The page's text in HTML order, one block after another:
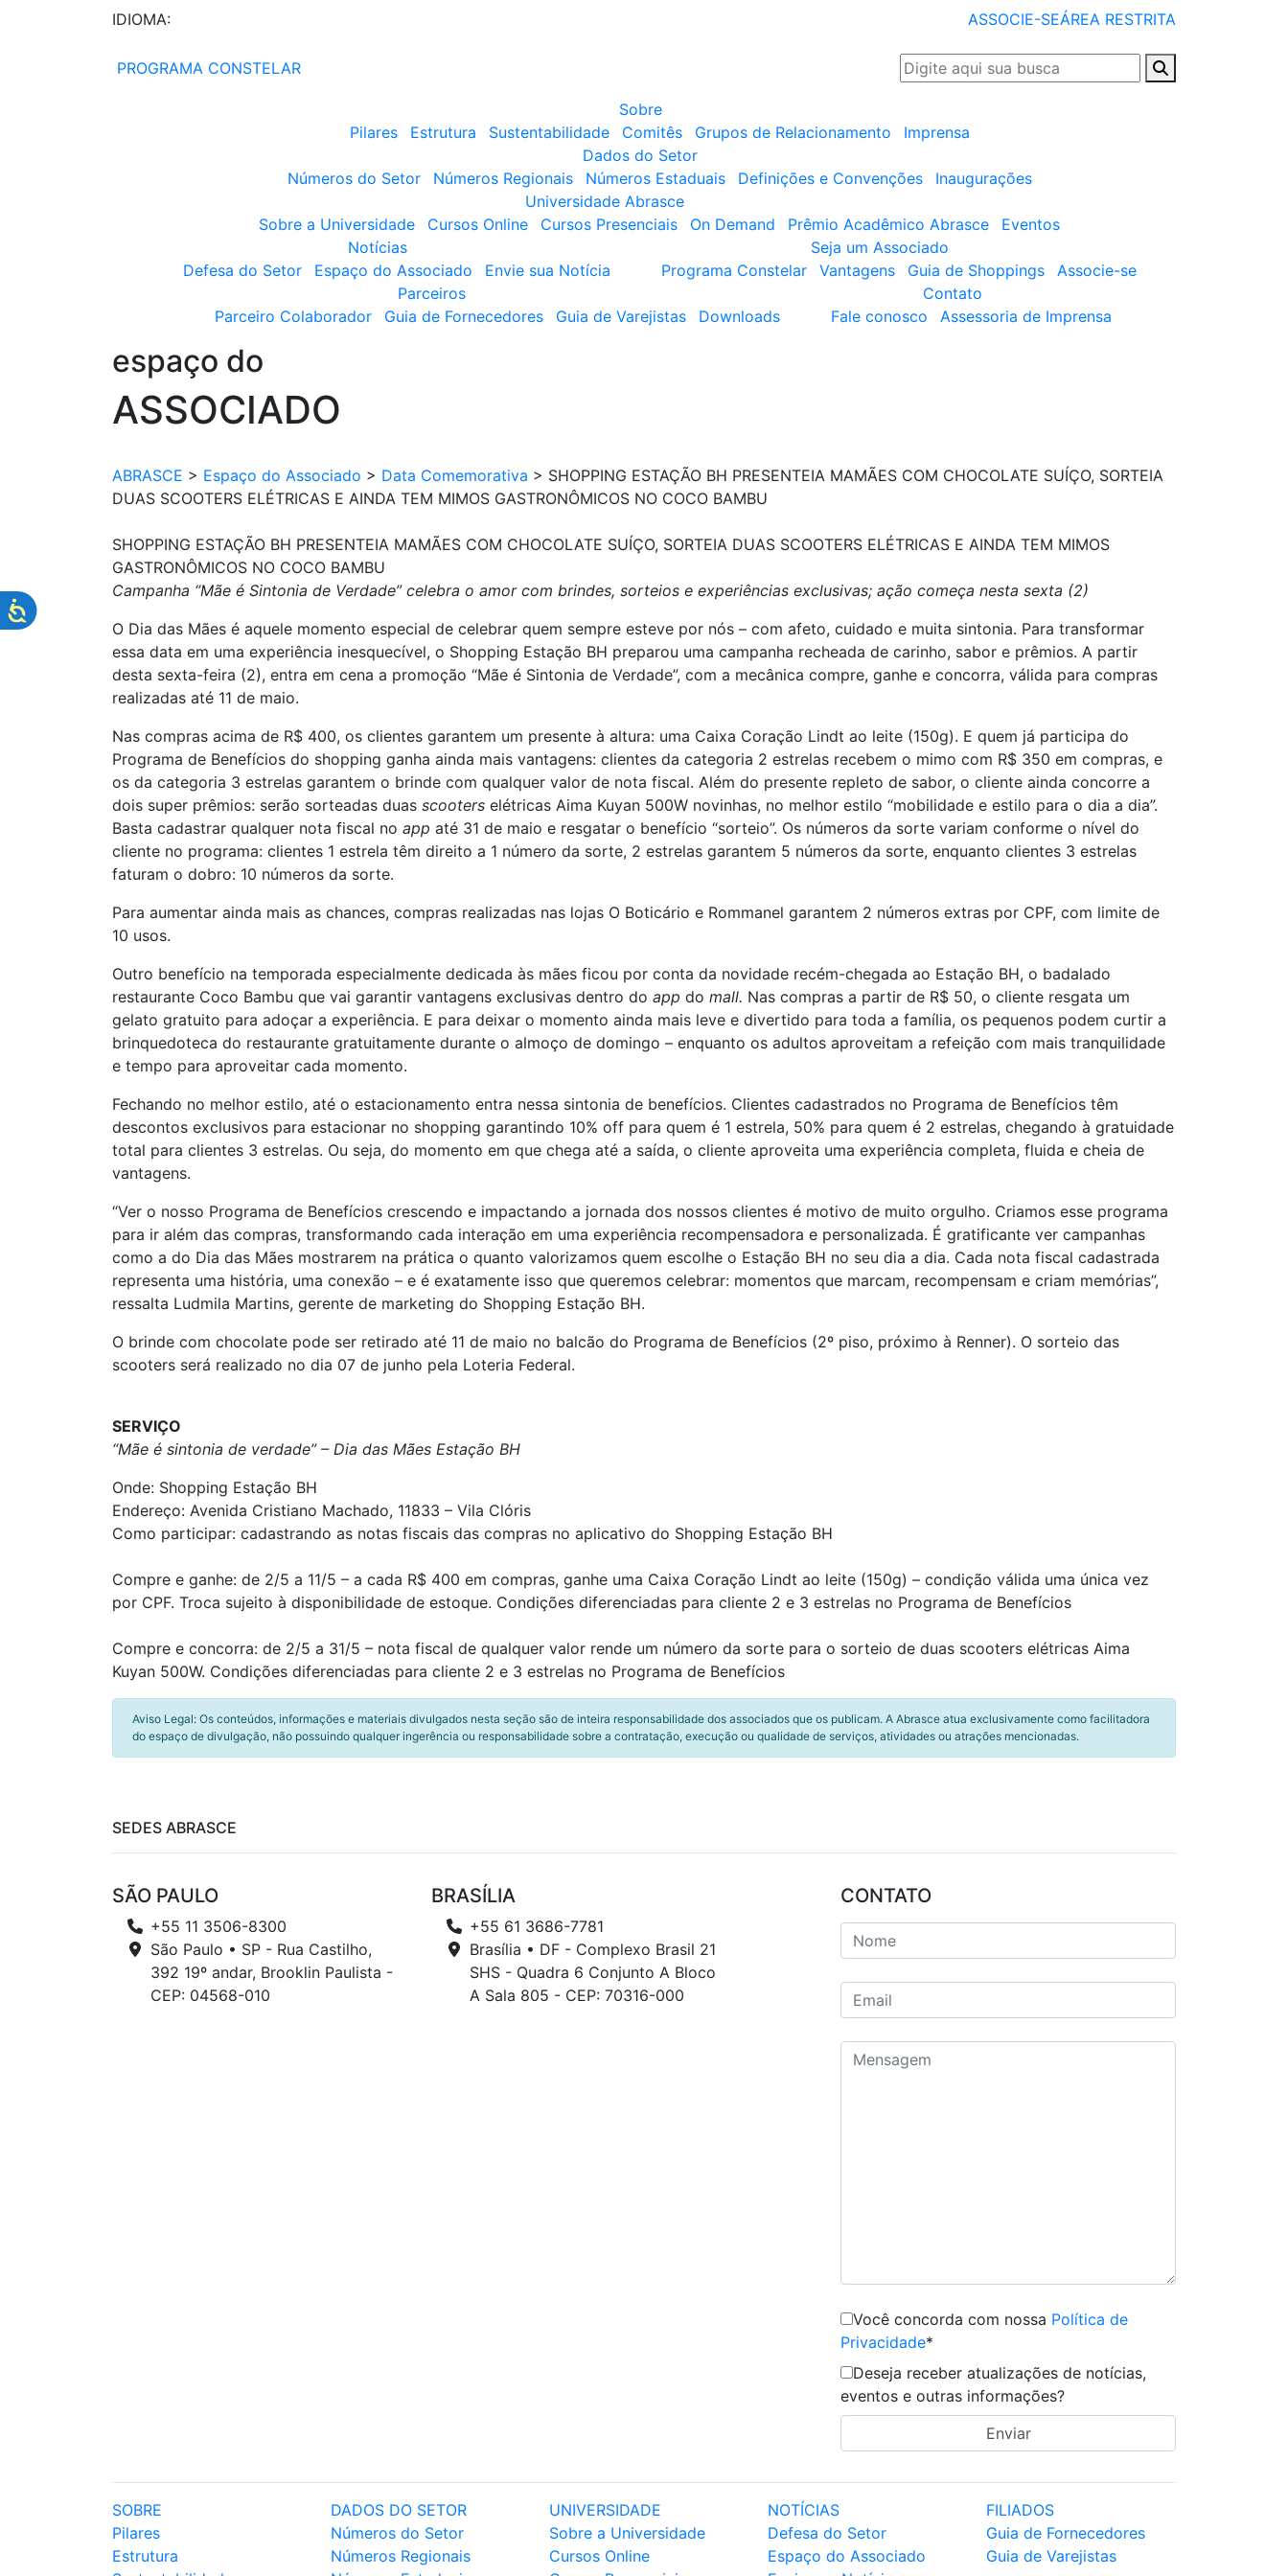
IDIOMA: ASSOCIE-SEÁREA RESTRITA
PROGRAMA CONSTELAR
Sobre
Pilares
Estrutura Sustentabilidade Comitês Grupos de Relacionamento
Imprensa
Dados do Setor
Números do Setor
Números Regionais Números Estaduais Definições e Convenções
Inaugurações
Universidade Abrasce
Sobre a Universidade
Cursos Online Cursos Presenciais On Demand Prêmio Acadêmico Abrasce
Eventos
Notícias
Defesa do Setor
Espaço do Associado Envie sua Notícia
Seja um Associado
Programa Constelar
Vantagens Guia de Shoppings
Associe-se
Parceiros
Parceiro Colaborador
Guia de Fornecedores Guia de Varejistas Downloads
Contato
Fale conosco
Assessoria de Imprensa
espaço do
ASSOCIADO
ABRASCE > Espaço do Associado > Data Comemorativa > SHOPPING ESTAÇÃO BH PRESENTEIA MAMÃES COM CHOCOLATE SUÍÇO, SORTEIA
DUAS SCOOTERS ELÉTRICAS E AINDA TEM MIMOS GASTRONÔMICOS NO COCO BAMBU
SHOPPING ESTAÇÃO BH PRESENTEIA MAMÃES COM CHOCOLATE SUÍÇO, SORTEIA DUAS SCOOTERS ELÉTRICAS E AINDA TEM MIMOS
GASTRONÔMICOS NO COCO BAMBU
Campanha “Mãe é Sintonia de Verdade” celebra o amor com brindes, sorteios e experiências exclusivas; ação começa nesta sexta (2)
O Dia das Mães é aquele momento especial de celebrar quem sempre esteve por nós – com afeto, cuidado e muita sintonia. Para transformar
essa data em uma experiência inesquecível, o Shopping Estação BH preparou uma campanha recheada de carinho, sabor e prêmios. A partir
desta sexta-feira (2), entra em cena a promoção “Mãe é Sintonia de Verdade”, com a mecânica compre, ganhe e concorra, válida para compras
realizadas até 11 de maio.
Nas compras acima de R$ 400, os clientes garantem um presente à altura: uma Caixa Coração Lindt ao leite (150g). E quem já participa do
Programa de Benefícios do shopping ganha ainda mais vantagens: clientes da categoria 2 estrelas recebem o mimo com R$ 350 em compras, e
os da categoria 3 estrelas garantem o brinde com qualquer valor de nota fiscal. Além do presente repleto de sabor, o cliente ainda concorre a
dois super prêmios: serão sorteadas duas scooters elétricas Aima Kuyan 500W novinhas, no melhor estilo “mobilidade e estilo para o dia a dia”.
Basta cadastrar qualquer nota fiscal no app até 31 de maio e resgatar o benefício “sorteio”. Os números da sorte variam conforme o nível do
cliente no programa: clientes 1 estrela têm direito a 1 número da sorte, 2 estrelas garantem 5 números da sorte, enquanto clientes 3 estrelas
faturam o dobro: 10 números da sorte.
Para aumentar ainda mais as chances, compras realizadas nas lojas O Boticário e Rommanel garantem 2 números extras por CPF, com limite de
10 usos.
Outro benefício na temporada especialmente dedicada às mães ficou por conta da novidade recém-chegada ao Estação BH, o badalado
restaurante Coco Bambu que vai garantir vantagens exclusivas dentro do app do mall. Nas compras a partir de R$ 50, o cliente resgata um
gelato gratuito para adoçar a experiência. E para deixar o momento ainda mais leve e divertido para toda a família, os pequenos podem curtir a
brinquedoteca do restaurante gratuitamente durante o almoço de domingo – enquanto os adultos aproveitam a refeição com mais tranquilidade
e tempo para aproveitar cada momento.
Fechando no melhor estilo, até o estacionamento entra nessa sintonia de benefícios. Clientes cadastrados no Programa de Benefícios têm
descontos exclusivos para estacionar no shopping garantindo 10% off para quem é 1 estrela, 50% para quem é 2 estrelas, chegando à gratuidade
total para clientes 3 estrelas. Ou seja, do momento em que chega até a saída, o cliente aproveita uma experiência completa, fluida e cheia de
vantagens.
“Ver o nosso Programa de Benefícios crescendo e impactando a jornada dos nossos clientes é motivo de muito orgulho. Criamos esse programa
para ir além das compras, transformando cada interação em uma experiência recompensadora e personalizada. É gratificante ver campanhas
como a do Dia das Mães mostrarem na prática o quanto valorizamos quem escolhe o Estação BH no seu dia a dia. Cada nota fiscal cadastrada
representa uma história, uma conexão – e é exatamente isso que queremos celebrar: momentos que marcam, recompensam e criam memórias”,
ressalta Ludmila Martins, gerente de marketing do Shopping Estação BH.
O brinde com chocolate pode ser retirado até 11 de maio no balcão do Programa de Benefícios (2º piso, próximo à Renner). O sorteio das
scooters será realizado no dia 07 de junho pela Loteria Federal.
SERVIÇO
“Mãe é sintonia de verdade” – Dia das Mães Estação BH
Onde: Shopping Estação BH
Endereço: Avenida Cristiano Machado, 11833 – Vila Clóris
Como participar: cadastrando as notas fiscais das compras no aplicativo do Shopping Estação BH
Compre e ganhe: de 2/5 a 11/5 – a cada R$ 400 em compras, ganhe uma Caixa Coração Lindt ao leite (150g) – condição válida uma única vez
por CPF. Troca sujeito à disponibilidade de estoque. Condições diferenciadas para cliente 2 e 3 estrelas no Programa de Benefícios
Compre e concorra: de 2/5 a 31/5 – nota fiscal de qualquer valor rende um número da sorte para o sorteio de duas scooters elétricas Aima
Kuyan 500W. Condições diferenciadas para cliente 2 e 3 estrelas no Programa de Benefícios
Aviso Legal: Os conteúdos, informações e materiais divulgados nesta seção são de inteira responsabilidade dos associados que os publicam. A Abrasce atua exclusivamente como facilitadora
do espaço de divulgação, não possuindo qualquer ingerência ou responsabilidade sobre a contratação, execução ou qualidade de serviços, atividades ou atrações mencionadas.
SEDES ABRASCE
SÃO PAULO
+55 11 3506-8300
São Paulo • SP - Rua Castilho,
392 19º andar, Brooklin Paulista -
CEP: 04568-010
BRASÍLIA
+55 61 3686-7781
Brasília • DF - Complexo Brasil 21
SHS - Quadra 6 Conjunto A Bloco
A Sala 805 - CEP: 70316-000
CONTATO
Você concorda com nossa Política de
Privacidade*
Deseja receber atualizações de notícias,
eventos e outras informações?
SOBRE
Pilares
Estrutura
DADOS DO SETOR
Números do Setor
Números Regionais
UNIVERSIDADE
Sobre a Universidade
Cursos Online
NOTÍCIAS
Defesa do Setor
Espaço do Associado
FILIADOS
Guia de Fornecedores
Guia de Varejistas